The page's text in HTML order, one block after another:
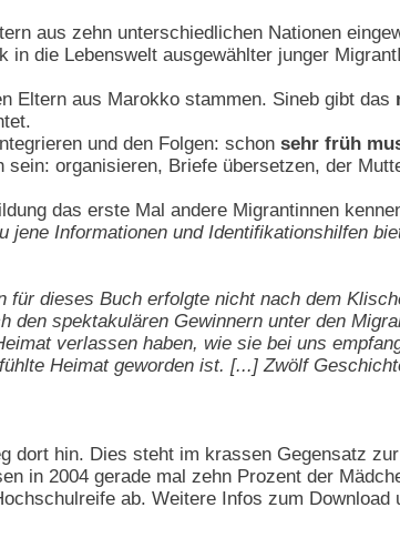
aus zehn unterschiedlichen Nationen
die Lebenswelt ausgewählter junger
Eltern aus Marokko stammen. Sineb gibt das
und den Folgen: schon sehr früh
organisieren, Briefe übersetzen, der
das erste Mal andere Migrantinnen
Informationen und Identifikationshilfen
für dieses Buch erfolgte nicht nach dem
spektakulären Gewinnern unter den
verlassen haben, wie sie bei uns
Heimat geworden ist. [...] Zwölf
dort hin. Dies steht im krassen Gegensatz
in 2004 gerade mal zehn Prozent der
ab. Weitere Infos zum Download